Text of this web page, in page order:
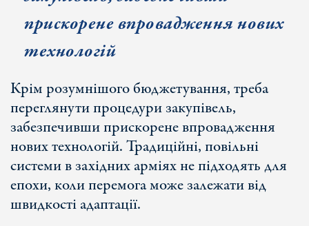
прискорене впровадження нових
технологій
Крім розумнішого бюджетування, треба
переглянути процедури закупівель,
забезпечивши прискорене впровадження
нових технологій. Традиційні, повільні
системи в західних арміях не підходять для
епохи, коли перемога може залежати від
швидкості адаптації.